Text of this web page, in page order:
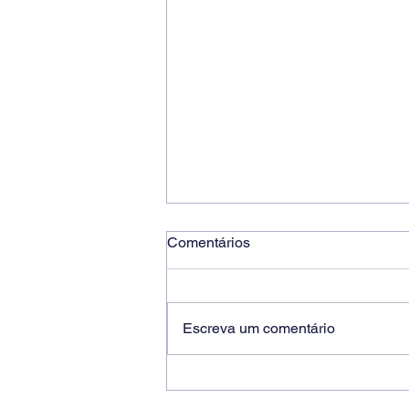
Comentários
Escreva um comentário